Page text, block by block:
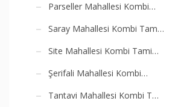
Parseller Mahallesi Kombi…
Saray Mahallesi Kombi Tam…
Site Mahallesi Kombi Tami…
Şerifali Mahallesi Kombi…
Tantavi Mahallesi Kombi T…